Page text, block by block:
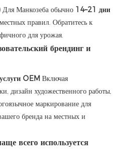
Для Манкозеба обычно 14–21 дни
правил. Обратитесь к
для урожая.
брендинг и
OEM Включая
дизайн художественного работы,
маркирование для
бренда на местных и
всего используется